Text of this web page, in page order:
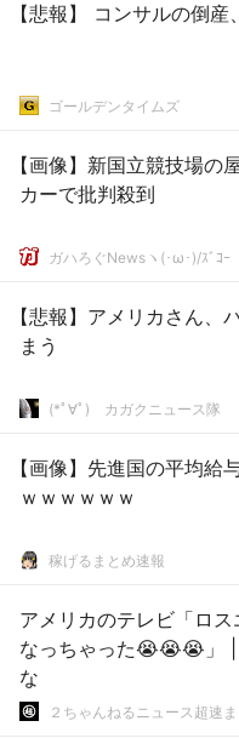
【悲報】 コンサルの倒産
ゴールデンタイムズ
【画像】新国立競技場の
カーで批判殺到
ガハろぐNewsヽ(･ω･)/ｽﾞｺｰ
【悲報】アメリカさん、
まう
(*ﾟ∀ﾟ)ゞカガクニュース隊
【画像】先進国の平均給
ｗｗｗｗｗｗ
稼げるまとめ速報
アメリカのテレビ「ロ
なっちゃった😭😭😭」 | 焼夷弾で焼かれた東京みたいだ
な
２ちゃんねるニュース超速ま